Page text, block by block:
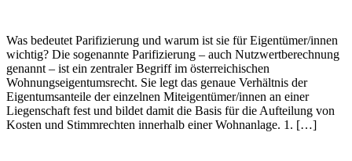
Was bedeutet Parifizierung und warum ist sie für Eigentümer/innen
wichtig? Die sogenannte Parifizierung – auch Nutzwertberechnung
genannt – ist ein zentraler Begriff im österreichischen
Wohnungseigentumsrecht. Sie legt das genaue Verhältnis der
Eigentumsanteile der einzelnen Miteigentümer/innen an einer
Liegenschaft fest und bildet damit die Basis für die Aufteilung von
Kosten und Stimmrechten innerhalb einer Wohnanlage. 1. […]